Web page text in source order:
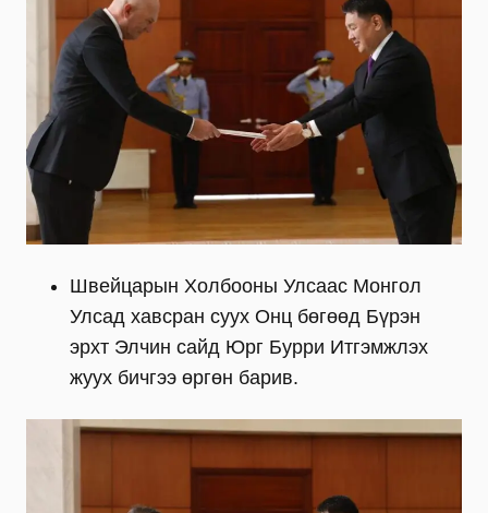
Швейцарын Холбооны Улсаас Монгол
Улсад хавсран суух Онц бөгөөд Бүрэн
эрхт Элчин сайд Юрг Бурри Итгэмжлэх
жуух бичгээ өргөн барив.